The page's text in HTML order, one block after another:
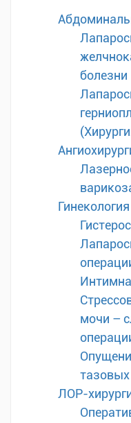
болезни
Гинекология
мочи –
тазовых
ЛОР-